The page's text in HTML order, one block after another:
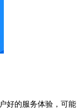
好的服务体验，可能